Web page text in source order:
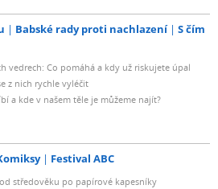
Babské rady proti nachlazení
S čím
vedrech: Co pomáhá a kdy už riskujete úpal
z nich rychle vyléčit
a kde v našem těle je můžeme najít?
Festival ABC
středověku po papírové kapesníky